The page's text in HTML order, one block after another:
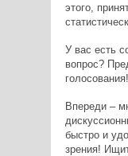
этого,
У вас есть
вопрос?
голосования!
Впереди –
быстро и
зрения!